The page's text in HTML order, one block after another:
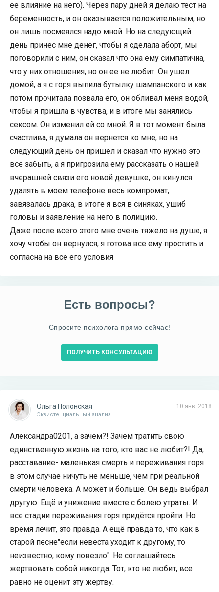
ее влияние на него). Через пару дней я делаю тест на
беременность, и он оказывается положительным, но
он лишь посмеялся надо мной. Но на следующий
день принес мне денег, чтобы я сделала аборт, мы
поговорили с ним, он сказал что она ему симпатична,
что у них отношения, но он ее не любит. Он ушел
домой, а я с горя выпила бутылку шампанского и как
потом прочитала позвала его, он обливал меня водой,
чтобы я пришла в чувства, и в итоге мы занялись
сексом. Он изменил ей со мной. Я в тот момент была
счастлива, я думала он вернется ко мне, но на
следующий день он пришел и сказал что нужно это
все забыть, а я пригрозила ему рассказать о нашей
вчерашней связи его новой девушке, он кинулся
удалять в моем телефоне весь компромат,
завязалась драка, в итоге я вся в синяках, ушиб
головы и заявление на него в полицию.
Даже после всего этого мне очень тяжело на душе, я
хочу чтобы он вернулся, я готова все ему простить и
согласна на все его условия
Есть вопросы?
Спросите психолога прямо сейчас!
ПОЛУЧИТЬ КОНСУЛЬТАЦИЮ
10 янв. 2018
Ольга Полонская
Экзистенциальный анализ
Александра0201, а зачем?! Зачем тратить свою
единственную жизнь на того, кто вас не любит?! Да,
расставание- маленькая смерть и переживания горя
в этом случае ничуть не меньше, чем при реальной
смерти человека. А может и больше. Он ведь выбрал
другую. Ещё и унижение вместе с болею утраты. И
все стадии переживания горя придётся пройти. Но
время лечит, это правда. А ещё правда то, что как в
старой песне"если невеста уходит к другому, то
неизвестно, кому повезло". Не соглашайтесь
жертвовать собой никогда. Тот, кто не любит, все
равно не оценит эту жертву.